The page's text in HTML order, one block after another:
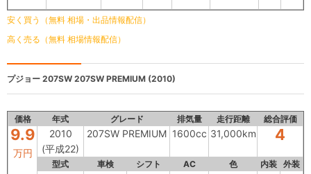
安く買う（無料 相場・出品情報配信）
高く売る（無料 相場情報配信）
プジョー 207SW 207SW PREMIUM (2010)
価格 年式 グレード 排気量 走行距離 総合評価
9.9
万円
2010
(平成22)
207SW PREMIUM 1600cc 31,000km 4
型式 車検 シフト AC 色 内装 外装